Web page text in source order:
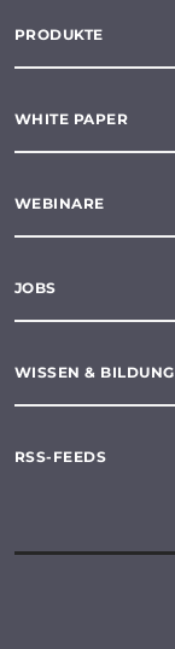
PRODUKTE
WHITE PAPER
WEBINARE
JOBS
WISSEN & BILDUNG
RSS-FEEDS